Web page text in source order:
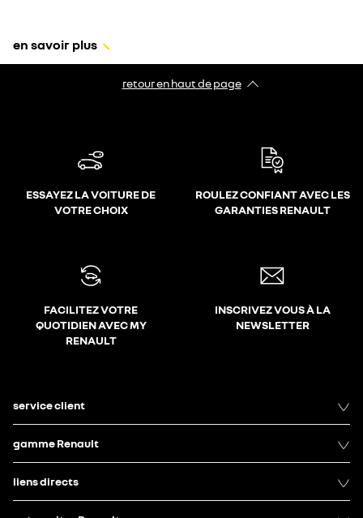
en savoir plus
retour en haut de page​
ESSAYEZ LA VOITURE DE
VOTRE CHOIX
ROULEZ CONFIANT AVEC LES
GARANTIES RENAULT
FACILITEZ VOTRE
QUOTIDIEN AVEC MY
RENAULT
INSCRIVEZ VOUS À LA
NEWSLETTER
service client
gamme Renault
liens directs